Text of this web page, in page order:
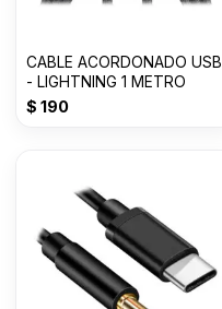
CABLE ACORDONADO USB
- LIGHTNING 1 METRO
$ 190